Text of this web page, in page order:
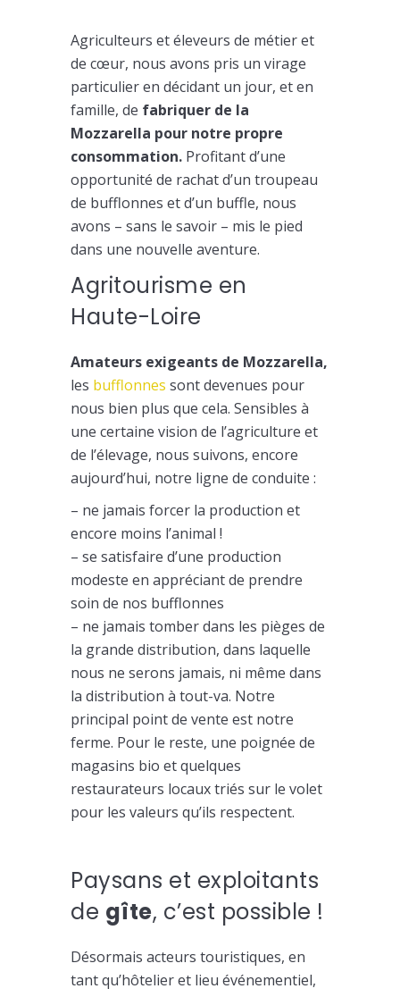
Agriculteurs et éleveurs de métier et
de cœur, nous avons pris un virage
particulier en décidant un jour, et en
famille, de fabriquer de la
Mozzarella pour notre propre
consommation. Profitant d’une
opportunité de rachat d’un troupeau
de bufflonnes et d’un buffle, nous
avons – sans le savoir – mis le pied
dans une nouvelle aventure.
Agritourisme en
Haute-Loire
Amateurs exigeants de Mozzarella,
les bufflonnes sont devenues pour
nous bien plus que cela. Sensibles à
une certaine vision de l’agriculture et
de l’élevage, nous suivons, encore
aujourd’hui, notre ligne de conduite :
– ne jamais forcer la production et
encore moins l’animal !
– se satisfaire d’une production
modeste en appréciant de prendre
soin de nos bufflonnes
– ne jamais tomber dans les pièges de
la grande distribution, dans laquelle
nous ne serons jamais, ni même dans
la distribution à tout-va. Notre
principal point de vente est notre
ferme. Pour le reste, une poignée de
magasins bio et quelques
restaurateurs locaux triés sur le volet
pour les valeurs qu’ils respectent.
Paysans et exploitants
de gîte, c’est possible !
Désormais acteurs touristiques, en
tant qu’hôtelier et lieu événementiel,